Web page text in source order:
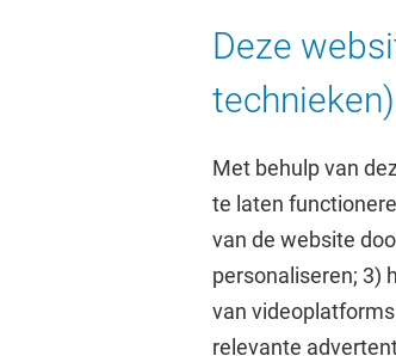
1081 HV
Deze
Met behulp van
te laten
van de website
personaliseren; 3)
van
relevante
Direct naar